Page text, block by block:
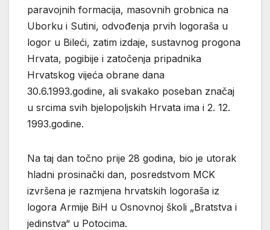
paravojnih formacija, masovnih grobnica na
Uborku i Sutini, odvođenja prvih logoraša u
logor u Bileći, zatim izdaje, sustavnog progona
Hrvata, pogibije i zatočenja pripadnika
Hrvatskog vijeća obrane dana
30.6.1993.godine, ali svakako poseban značaj
u srcima svih bjelopoljskih Hrvata ima i 2. 12.
1993.godine.
Na taj dan točno prije 28 godina, bio je utorak
hladni prosinački dan, posredstvom MCK
izvršena je razmjena hrvatskih logoraša iz
logora Armije BiH u Osnovnoj školi „Bratstva i
jedinstva“ u Potocima.